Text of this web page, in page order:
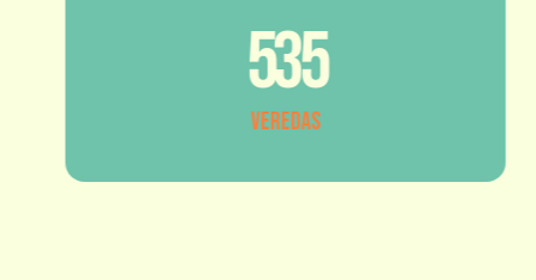
535
Veredas